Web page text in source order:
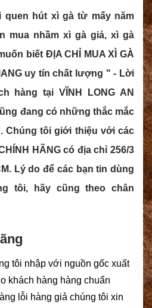
hút xì gà từ mấy năm
mua nhầm xì gà giả, xì gà
biết ĐỊA CHỈ MUA XÌ GÀ
uy tín chất lượng " - Lời
hàng tại VĨNH LONG AN
đang có những thắc mắc
Chúng tôi giới thiệu với các
HÃNG có địa chỉ 256/3
Lý do để các bạn tin dùng
tôi, hãy cũng theo chân
tôi nhập với nguồn gốc xuất
khách hàng hàng chuẩn
lỗi hàng giả chúng tôi xin